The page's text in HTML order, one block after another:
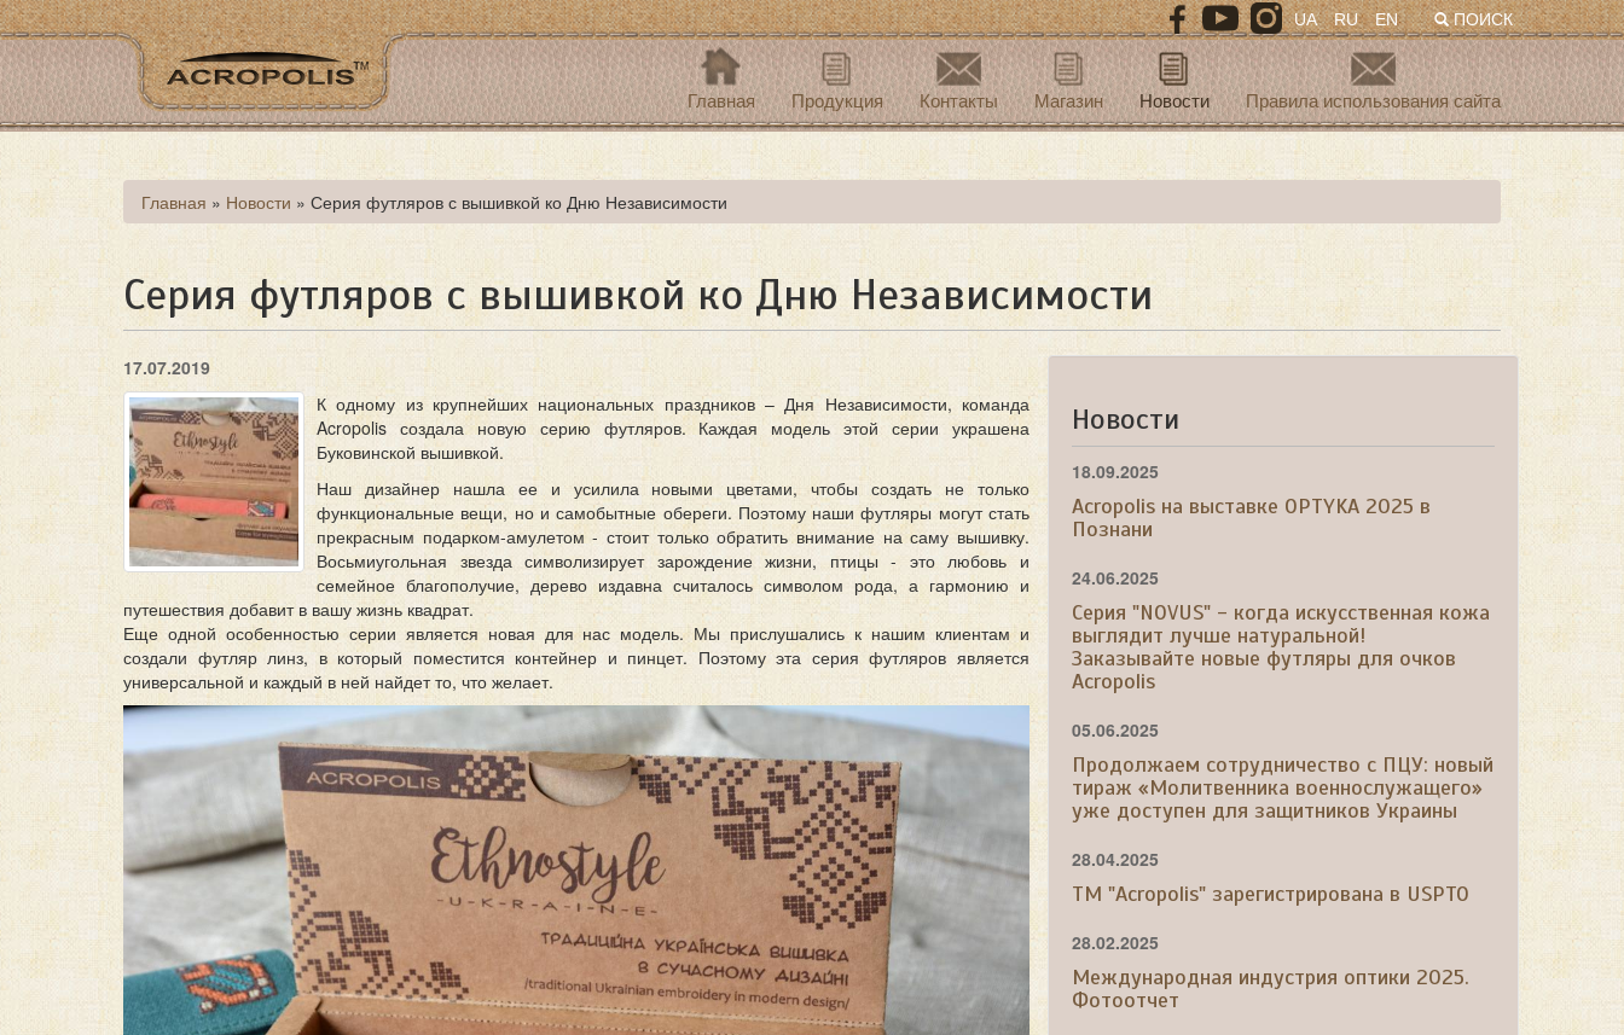
Перейти
к
основному
содержанию
ПОИСК
UA RU EN
Главная Продукция Контакты Магазин Новости Правила использования сайта
Вы
здесь
Главная » Новости » Серия футляров с вышивкой ко Дню Независимости
Серия футляров с вышивкой ко Дню Независимости
17.07.2019
К одному из крупнейших национальных праздников – Дня Независимости, команда
Acropolis создала новую серию футляров. Каждая модель этой серии украшена
Буковинской вышивкой.
Наш дизайнер нашла ее и усилила новыми цветами, чтобы создать не только
функциональные вещи, но и самобытные обереги. Поэтому наши футляры могут стать
прекрасным подарком-амулетом - стоит только обратить внимание на саму вышивку.
Восьмиугольная звезда символизирует зарождение жизни, птицы - это любовь и
семейное благополучие, дерево издавна считалось символом рода, а гармонию и
путешествия добавит в вашу жизнь квадрат.
Еще одной особенностью серии является новая для нас модель. Мы прислушались к нашим клиентам и
создали футляр линз, в который поместится контейнер и пинцет. Поэтому эта серия футляров является
универсальной и каждый в ней найдет то, что желает.
Новости
18.09.2025
Acropolis на выставке OPTYKA 2025 в
Познани
24.06.2025
Серия "NOVUS" - когда искусственная кожа
выглядит лучше натуральной!
Заказывайте новые футляры для очков
Acropolis
05.06.2025
Продолжаем сотрудничество с ПЦУ: новый
тираж «Молитвенника военнослужащего»
уже доступен для защитников Украины
28.04.2025
ТМ "Acropolis" зарегистрирована в USPTO
28.02.2025
Международная индустрия оптики 2025.
Фотоотчет